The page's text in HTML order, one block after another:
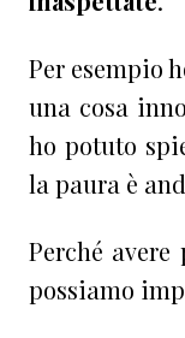
Per esempio
una cosa
ho potuto
la paura è
Perché
possiamo